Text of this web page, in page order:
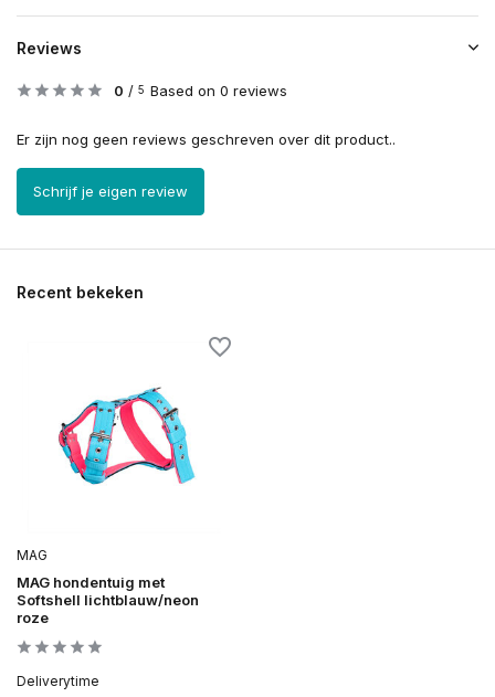
Reviews
0 / 5 Based on 0 reviews
Er zijn nog geen reviews geschreven over dit product..
Schrijf je eigen review
Recent bekeken
MAG
MAG hondentuig met
Softshell lichtblauw/neon
roze
Deliverytime